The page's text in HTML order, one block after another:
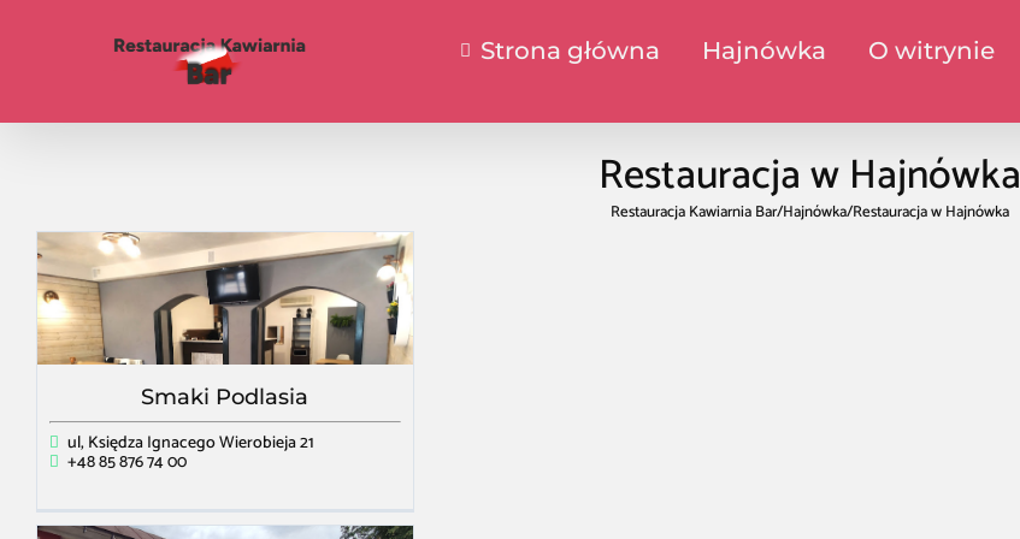
Strona główna Hajnówka O witrynie
Restauracja w Hajnówka
Restauracja Kawiarnia Bar/Hajnówka/Restauracja w Hajnówka
Smaki Podlasia
ul, Księdza Ignacego Wierobieja 21
+48 85 876 74 00